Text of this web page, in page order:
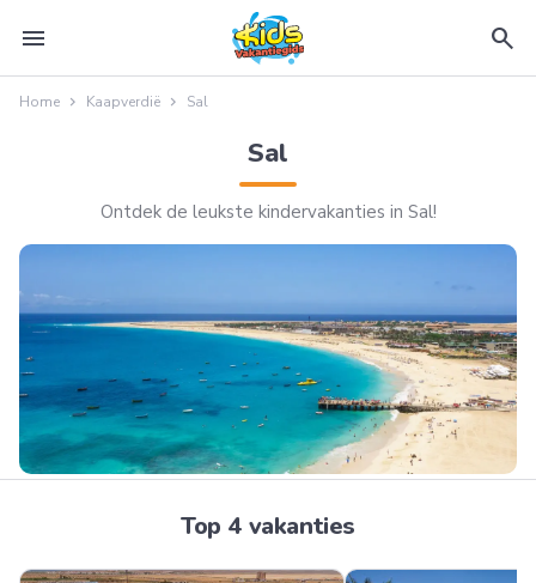
menu search
Home Kaapverdië Sal
Sal
Ontdek de leukste kindervakanties in Sal!
Top 4 vakanties